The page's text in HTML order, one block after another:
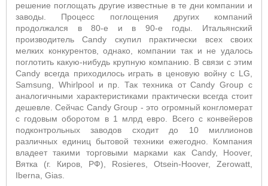
решение поглощать другие известные в те дни компании и
заводы. Процесс поглощения других компаний
продолжался в 80-е и в 90-е годы. Итальянский
производитель Candy скупил практически всех своих
мелких конкурентов, однако, компании так и не удалось
поглотить какую-нибудь крупную компанию. В связи с этим
Candy всегда приходилось играть в ценовую войну с LG,
Samsung, Whirlpool и пр. Так техника от Candy Group с
аналогичными характеристиками практически всегда стоит
дешевле. Сейчас Candy Group - это огромный конгломерат
с годовым оборотом в 1 млрд евро. Всего с конвейеров
подконтрольных заводов сходит до 10 миллионов
различных единиц бытовой техники ежегодно. Компания
владеет такими торговыми марками как Candy, Hoover,
Вятка (г. Киров, РФ), Rosieres, Otsein-Hoover, Zerowatt,
Iberna, Gias.